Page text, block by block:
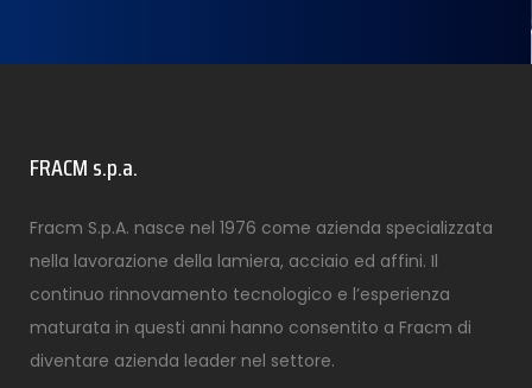
FRACM s.p.a.
Fracm S.p.A. nasce nel 1976 come azienda specializzata
nella lavorazione della lamiera, acciaio ed affini. Il
continuo rinnovamento tecnologico e l’esperienza
maturata in questi anni hanno consentito a Fracm di
diventare azienda leader nel settore.